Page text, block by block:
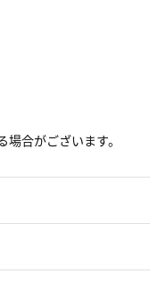
合がございます。